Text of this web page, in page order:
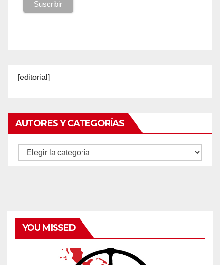
[editorial]
AUTORES Y CATEGORÍAS
Autores
YOU MISSED